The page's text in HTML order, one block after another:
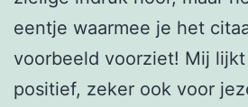
eentje waarmee je het
voorbeeld voorziet! Mij
positief, zeker ook voor